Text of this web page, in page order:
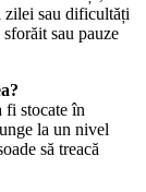
zilei sau dificultăți
sau pauze
fi stocate în
la un nivel
să treacă